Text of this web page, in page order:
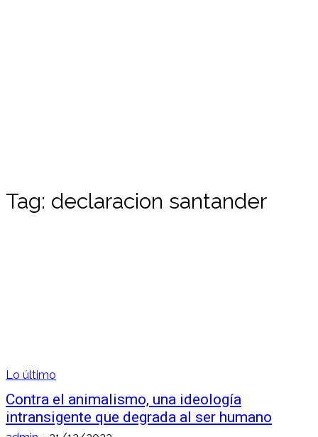
Tag: declaracion santander
Lo último
Contra el animalismo, una ideología
intransigente que degrada al ser humano